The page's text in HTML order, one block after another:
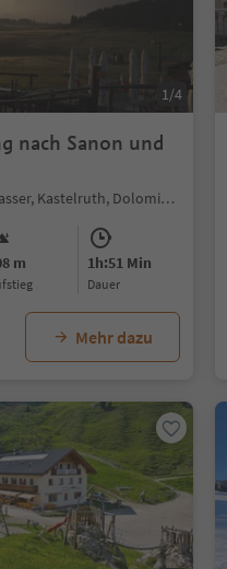
1/4
nach Sanon und
Sureghes/Überwasser, Kastelruth, Dolomitenregion Seiser Alm
m 1h:51 Min
Dauer
Mehr dazu